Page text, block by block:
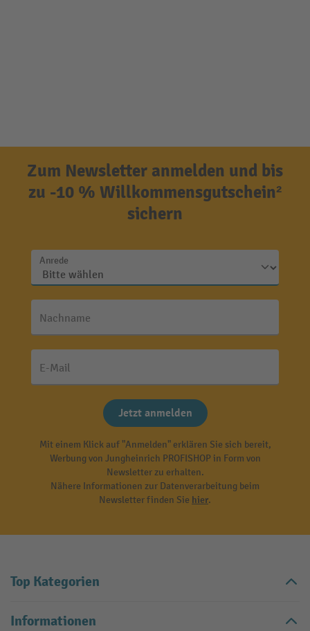
Zum Newsletter anmelden und bis
zu -10 % Willkommensgutschein²
sichern
Anrede
Nachname
E-Mail
Jetzt anmelden
Mit einem Klick auf "Anmelden" erklären Sie sich bereit,
Werbung von Jungheinrich PROFISHOP in Form von
Newsletter zu erhalten.
Nähere Informationen zur Datenverarbeitung beim
Newsletter finden Sie hier.
Top Kategorien
Informationen